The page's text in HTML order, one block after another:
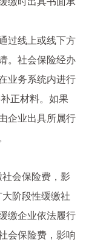
过线上或线下方
。社会保险经办
业务系统内进行
正材料。如果
企业出具所属行
会保险费，影
阶段性缓缴社
缴企业依法履行
会保险费，影响